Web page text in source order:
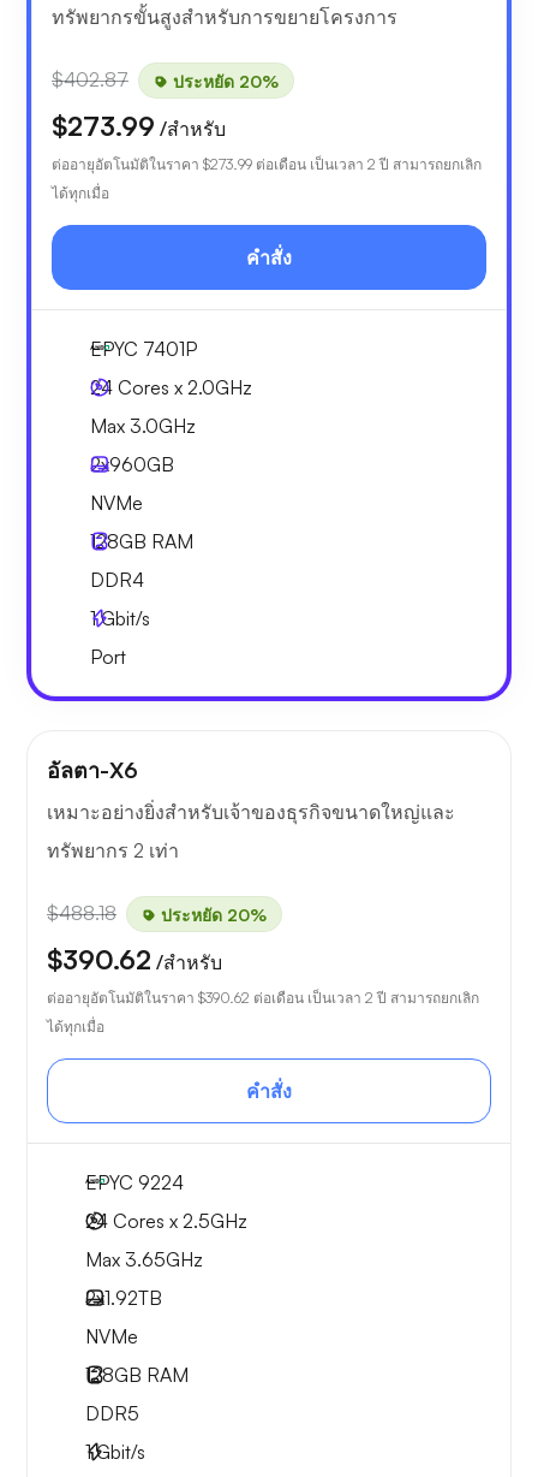
ทรัพยากรขั้นสูงสำหรับการขยายโครงการ
$402.87 ประหยัด 20%
$273.99 /สำหรับ
ต่ออายุอัตโนมัติในราคา $273.99 ต่อเดือน เป็นเวลา 2 ปี สามารถยกเลิก
ได้ทุกเมื่อ
คำสั่ง
EPYC 7401P
24 Cores x 2.0GHz
Max 3.0GHz
2x960GB
NVMe
128GB RAM
DDR4
1Gbit/s
Port
อัลตา-X6
เหมาะอย่างยิ่งสำหรับเจ้าของธุรกิจขนาดใหญ่และ
ทรัพยากร 2 เท่า
$488.18 ประหยัด 20%
$390.62 /สำหรับ
ต่ออายุอัตโนมัติในราคา $390.62 ต่อเดือน เป็นเวลา 2 ปี สามารถยกเลิก
ได้ทุกเมื่อ
คำสั่ง
EPYC 9224
24 Cores x 2.5GHz
Max 3.65GHz
2x1.92TB
NVMe
128GB RAM
DDR5
1Gbit/s